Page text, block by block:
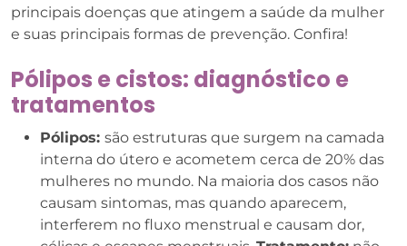
principais doenças que atingem a saúde da mulher
e suas principais formas de prevenção. Confira!
Pólipos e cistos: diagnóstico e
tratamentos
Pólipos: são estruturas que surgem na camada
interna do útero e acometem cerca de 20% das
mulheres no mundo. Na maioria dos casos não
causam sintomas, mas quando aparecem,
interferem no fluxo menstrual e causam dor,